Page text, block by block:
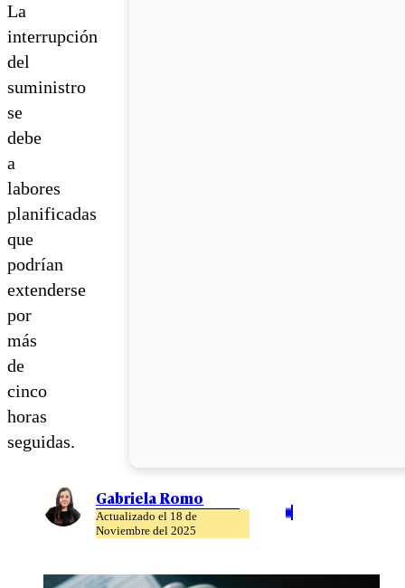
La
interrupción
del
suministro
se
debe
a
labores
planificadas
que
podrían
extenderse
por
más
de
cinco
horas
seguidas.
Gabriela Romo
Actualizado el 18 de
Noviembre del 2025